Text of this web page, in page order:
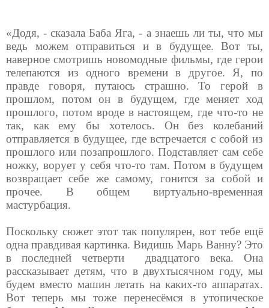
«Додя, - сказала Баба Яга, - а знаешь ли ты, что мы
ведь можем отправиться и в будущее. Вот ты,
наверное смотришь новомодные фильмы, где герои
телепаются из одного времени в другое. Я, по
правде говоря, путаюсь страшно. То герой в
прошлом, потом он в будущем, где меняет ход
прошлого, потом вроде в настоящем, где что-то не
так, как ему бы хотелось. Он без колебаний
отправляется в будущее, где встречается с собой из
прошлого или позапрошлого. Подставляет сам себе
ножку, ворует у себя что-то там. Потом в будущем
возвращает себе же самому, гонится за собой и
прочее. В общем виртуально-временная
мастурбация.
Поскольку сюжет этот так популярен, вот тебе ещё
одна правдивая картинка. Видишь Марь Ванну? Это
в последней четверти
двадцатого века. Она
рассказывает детям, что в двухтысячном году, мы
будем вместо машин летать на каких-то аппаратах.
Вот теперь мы тоже перенесёмся в утопическое